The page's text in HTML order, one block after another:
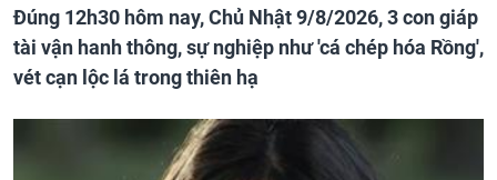
Đúng 12h30 hôm nay, Chủ Nhật 9/8/2026, 3 con giáp
tài vận hanh thông, sự nghiệp như 'cá chép hóa Rồng',
vét cạn lộc lá trong thiên hạ